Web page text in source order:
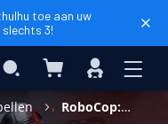
toe aan uw
3!
Search Winkelwagen
Inloggen
RoboCop: Rogue City